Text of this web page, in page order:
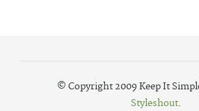
© Copyright 2009 Keep It
Styleshout.